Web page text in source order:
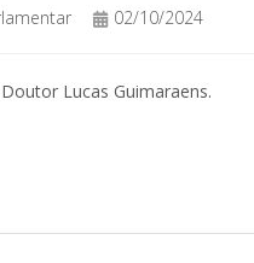
02/10/2024
Lucas Guimaraens.